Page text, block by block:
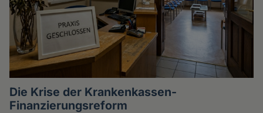
Die Krise der Krankenkassen-
Finanzierungsreform